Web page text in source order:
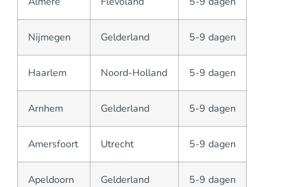
Nijmegen Gelderland 5-9 dagen
Haarlem Noord-Holland 5-9 dagen
Arnhem Gelderland 5-9 dagen
Amersfoort Utrecht 5-9 dagen
Apeldoorn Gelderland 5-9 dagen